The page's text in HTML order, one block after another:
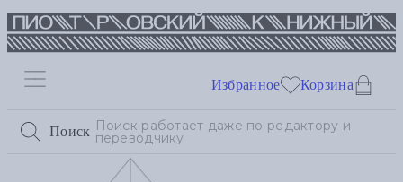
Поиск
Избранное Корзина